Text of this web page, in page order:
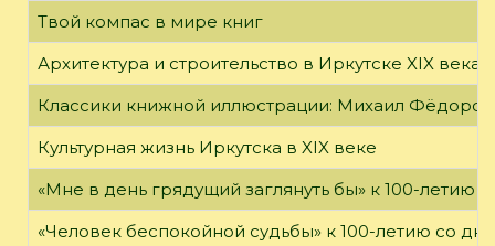
Твой компас в мире книг
Архитектура и строительство в Иркутске XIX века
Классики книжной иллюстрации: Михаил Фёдоров
Культурная жизнь Иркутска в XIX веке
«Мне в день грядущий заглянуть бы» к 100-летию
«Человек беспокойной судьбы» к 100-летию со